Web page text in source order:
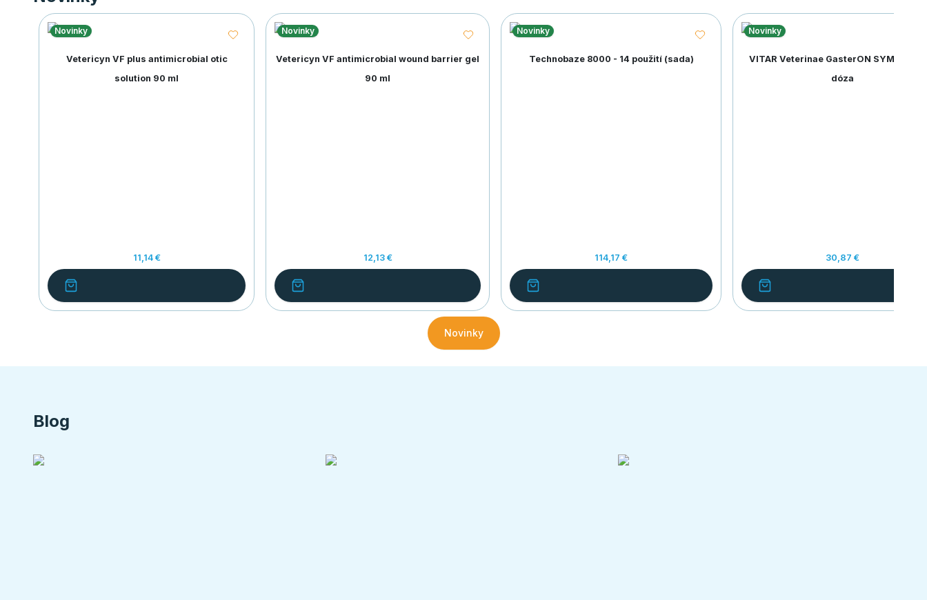
Novinky
Vetericyn VF plus antimicrobial otic
solution 90 ml
11,14 €
Novinky
Vetericyn VF antimicrobial wound barrier gel
90 ml
12,13 €
Novinky
Technobaze 8000 - 14 použití (sada)
114,17 €
Novinky
VITAR Veterinae GasterON SYMBIO 28
dóza
30,87 €
Novinky
Blog